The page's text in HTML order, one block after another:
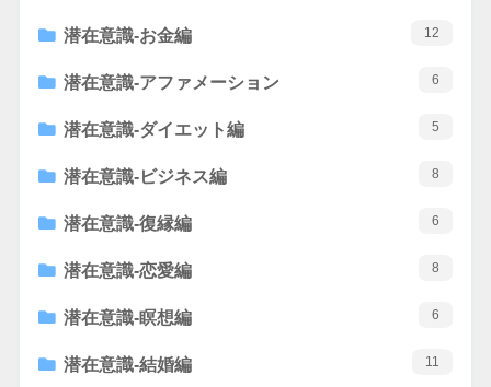
潜在意識-お金編 12
潜在意識-アファメーション 6
潜在意識-ダイエット編 5
潜在意識-ビジネス編 8
潜在意識-復縁編 6
潜在意識-恋愛編 8
潜在意識-瞑想編 6
潜在意識-結婚編 11